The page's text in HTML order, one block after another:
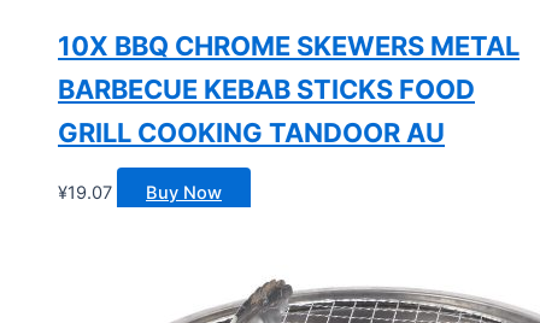
10X BBQ CHROME SKEWERS METAL
BARBECUE KEBAB STICKS FOOD
GRILL COOKING TANDOOR AU
¥19.07 Buy Now